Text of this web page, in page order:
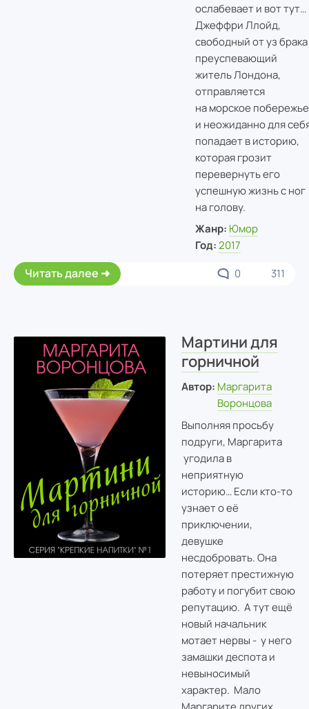
ослабевает и вот тут…
Джеффри Ллойд,
свободный от уз брака
преуспевающий
житель Лондона,
отправляется
на морское побережье
и неожиданно для
попадает в историю,
которая грозит
перевернуть его
успешную жизнь с ног
на голову.
Жанр: Юмор
Год: 2017
Читать далее 0 311
Мартини для
горничной
Автор: Маргарита
Воронцова
Выполняя просьбу
подруги, Маргарита
угодила в
неприятную
историю… Если кто-то
узнает о её
приключении,
девушке
несдобровать. Она
потеряет престижную
работу и погубит свою
репутацию. А тут ещё
новый начальник
мотает нервы - у него
замашки деспота и
невыносимый
характер. Мало